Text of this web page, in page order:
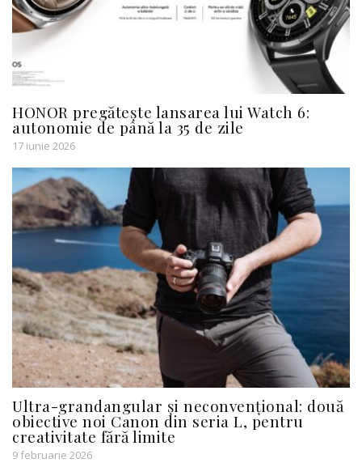
HONOR pregătește lansarea lui Watch 6:
autonomie de până la 35 de zile
17 iunie 2026
Ultra-grandangular şi neconvenţional: două
obiective noi Canon din seria L, pentru
creativitate fără limite
9 februarie 2026